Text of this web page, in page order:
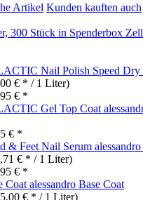
Artikel Kunden kauften auch
€ * / 1 Liter)
€ *
€ *
€ * / 1 Liter)
€ *
alessandro Base Coat
€ * / 1 Liter)